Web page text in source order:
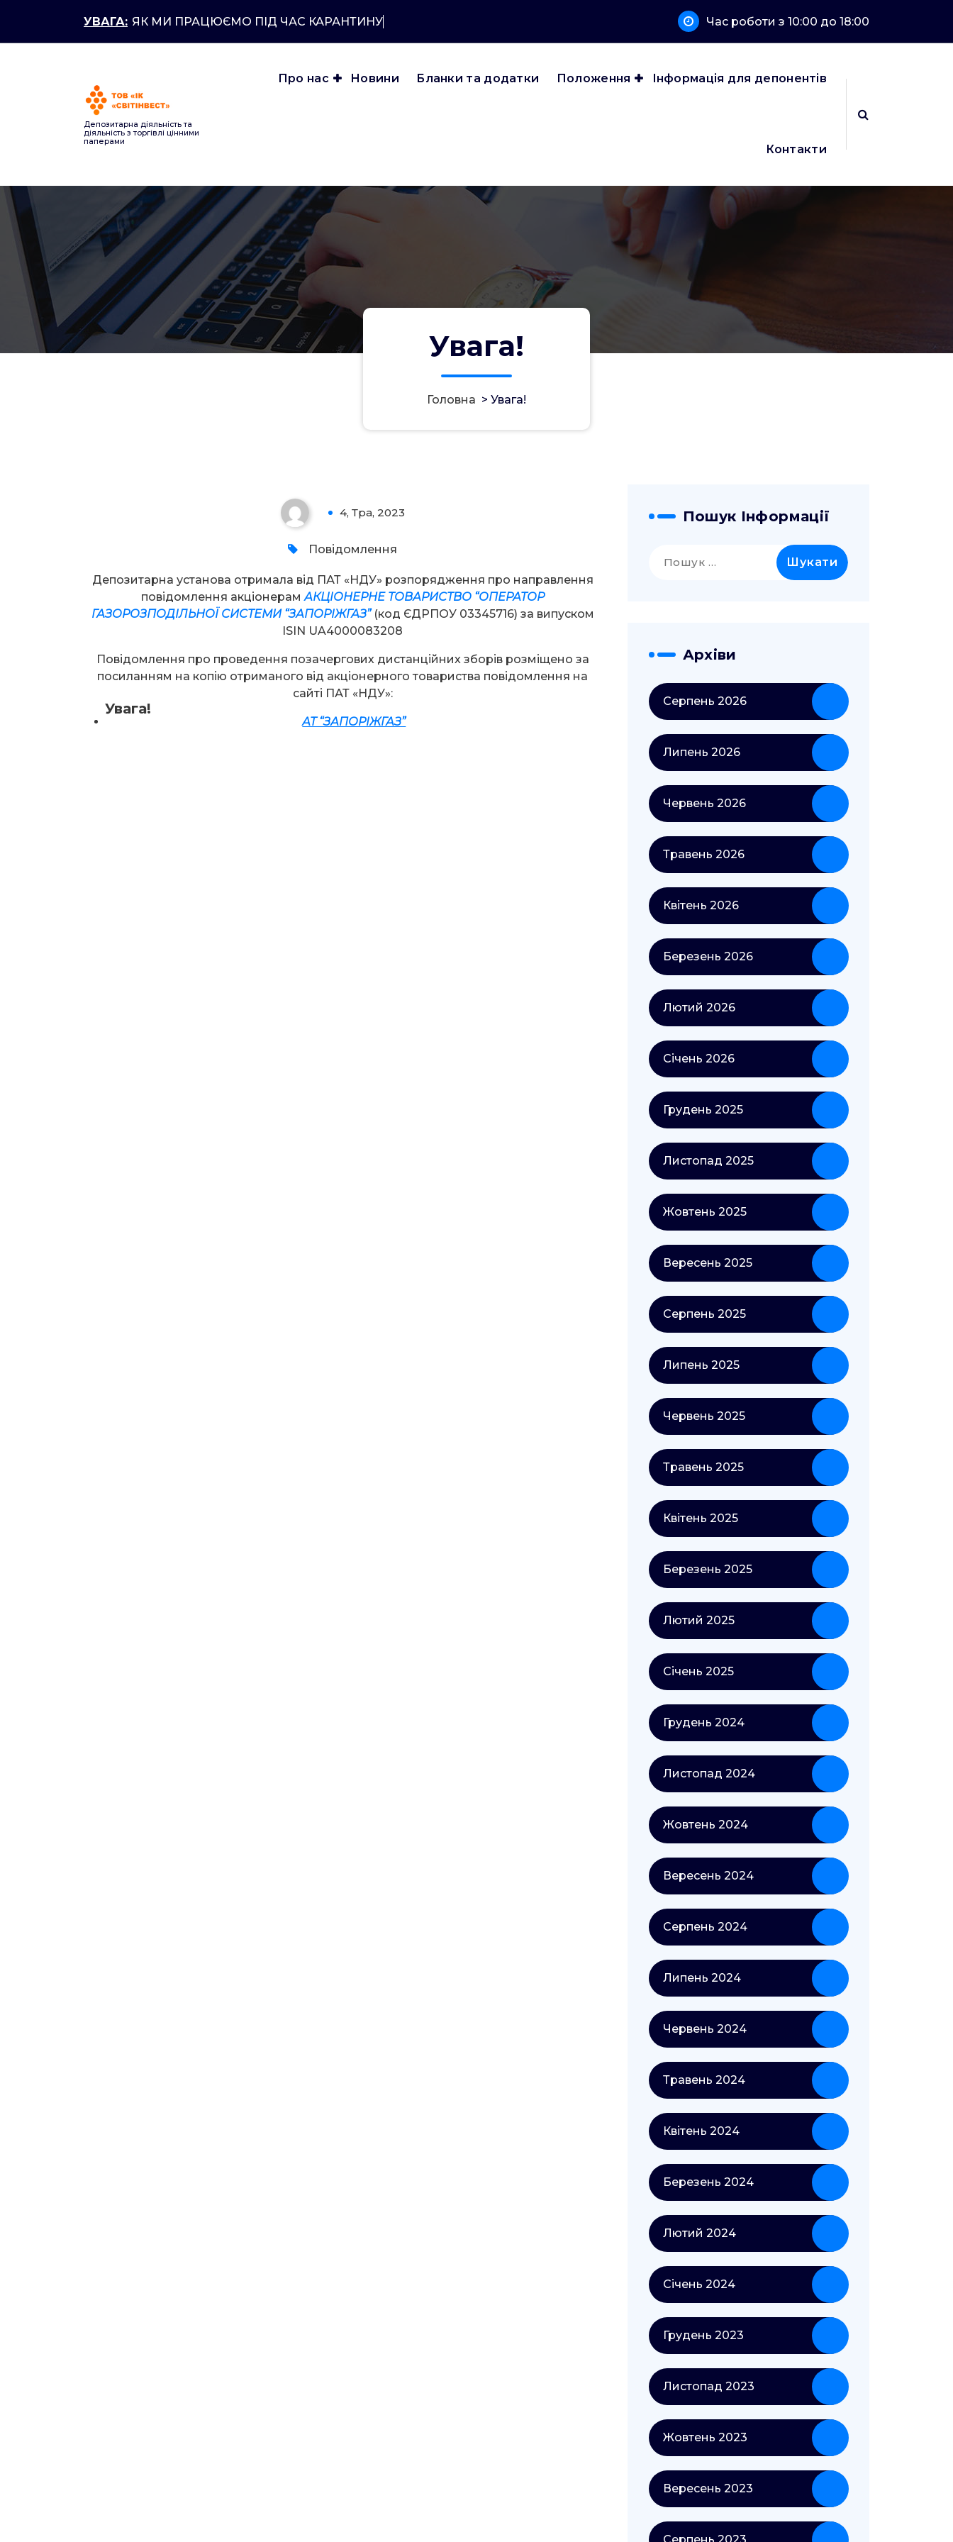
контенту
УВАГА: ЯК МИ ПРАЦЮЄМО ПІД ЧАС КАРАНТИНУ? Час роботи з 10:00 до 18:00
Депозитарна діяльність та
діяльність з торгівлі цінними
паперами
Про нас Новини Бланки та додатки Положення Інформація для депонентів
Контакти
Увага!
Головна > Увага!
4, Тра, 2023
Повідомлення
Увага!
Депозитарна установа отримала від ПАТ «НДУ» розпорядження про направлення
повідомлення акціонерамАКЦІОНЕРНЕ ТОВАРИСТВО “ОПЕРАТОР
ГАЗОРОЗПОДІЛЬНОЇ СИСТЕМИ “ЗАПОРІЖГАЗ” (код ЄДРПОУ 03345716) за випуском
ISIN UA4000083208
Повідомлення про проведення позачергових дистанційних зборів розміщено за
посиланням на копію отриманого від акціонерного товариства повідомлення на
сайті ПАТ «НДУ»:
АТ “ЗАПОРІЖГАЗ”
Пошук Інформації
Архіви
Серпень 2026
Липень 2026
Червень 2026
Травень 2026
Квітень 2026
Березень 2026
Лютий 2026
Січень 2026
Грудень 2025
Листопад 2025
Жовтень 2025
Вересень 2025
Серпень 2025
Липень 2025
Червень 2025
Травень 2025
Квітень 2025
Березень 2025
Лютий 2025
Січень 2025
Грудень 2024
Листопад 2024
Жовтень 2024
Вересень 2024
Серпень 2024
Липень 2024
Червень 2024
Травень 2024
Квітень 2024
Березень 2024
Лютий 2024
Січень 2024
Грудень 2023
Листопад 2023
Жовтень 2023
Вересень 2023